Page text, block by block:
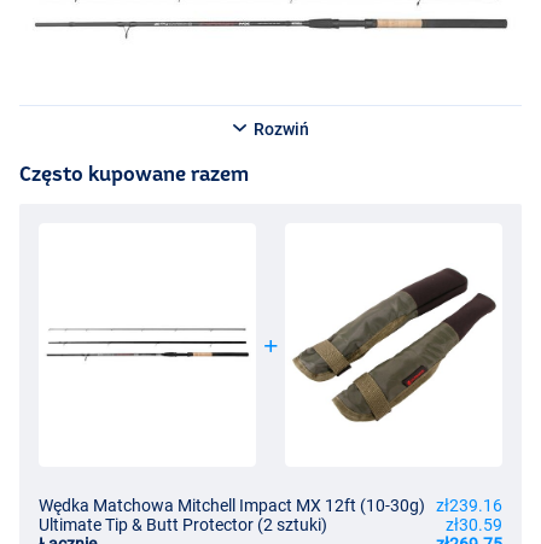
Rozwiń
Często kupowane razem
Wędka Matchowa Mitchell Impact MX 12ft (10-30g)
zł239.16
Ultimate Tip & Butt Protector (2 sztuki)
zł30.59